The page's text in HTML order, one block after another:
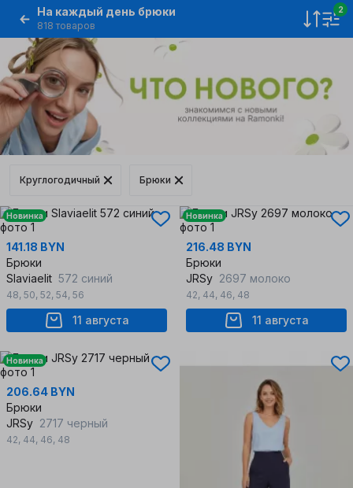
На каждый день брюки
818 товаров
2
Круглогодичный Брюки
Новинка
141.18 BYN
Брюки
Slaviaelit 572 синий
48, 50, 52, 54, 56
11 августа
Новинка
216.48 BYN
Брюки
JRSy 2697 молоко
42, 44, 46, 48
11 августа
Новинка
206.64 BYN
Брюки
JRSy 2717 черный
42, 44, 46, 48